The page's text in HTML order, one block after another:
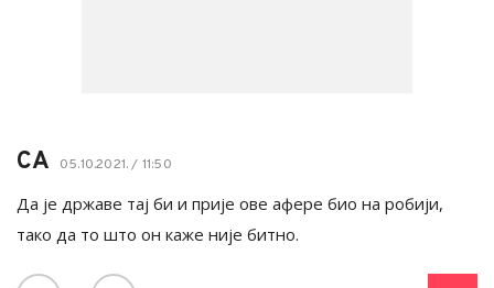
СА 05.10.2021. / 11:50
Да је државе тај би и прије ове афере био на робији,
тако да то што он каже није битно.